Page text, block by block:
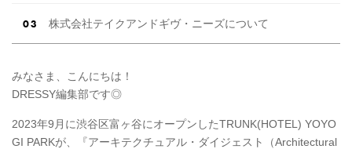
株式会社テイクアンドギヴ・ニーズについて
みなさま、こんにちは！
DRESSY編集部です◎
2023年9月に渋谷区富ヶ谷にオープンしたTRUNK(HOTEL) YOYO
GI PARKが、『アーキテクチュアル・ダイジェスト（Architectural